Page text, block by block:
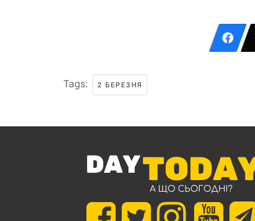
Tags: 2 БЕРЕЗНЯ